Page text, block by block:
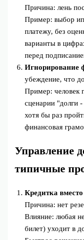
Причина: лень
Пример: выбор
платежу, без
варианты в
перед
Игнорирование
убеждение, что
Пример: человек
сценарии "долги
хотя бы раз
финансовая
Управление
типичные
Кредитка
Причина: нет
Влияние: любая
билет) уходит в